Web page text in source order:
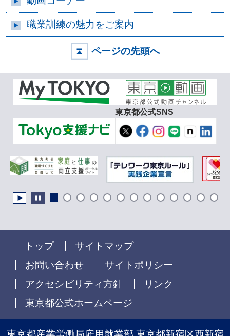
職業訓練の魅力をご案内
ページの先頭へ
東京都公式SNS
トップ
サイトマップ
お問い合わせ
サイトポリシー
アクセシビリティ方針
リンク
東京都公式ホームページ